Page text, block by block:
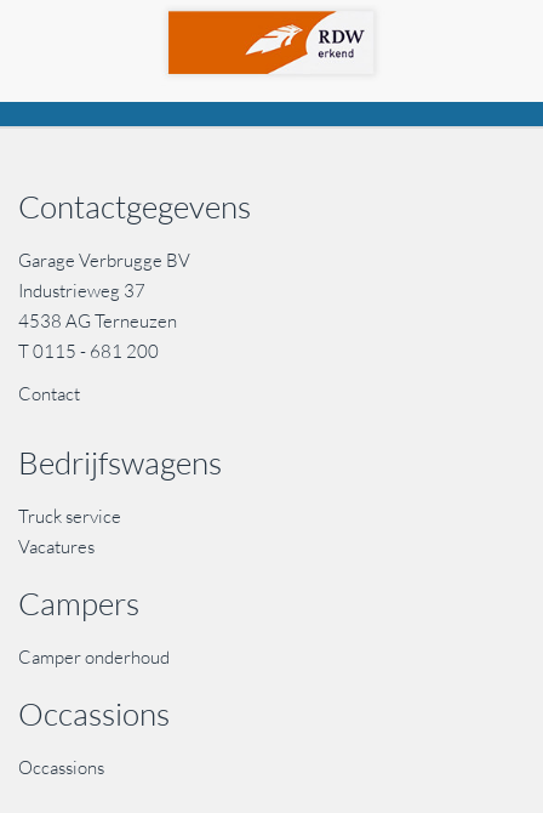
Contactgegevens
Garage Verbrugge BV
Industrieweg 37
4538 AG Terneuzen
T0115 - 681 200
Contact
Bedrijfswagens
Truck service
Vacatures
Campers
Camper onderhoud
Occassions
Occassions